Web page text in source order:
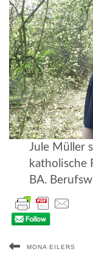
Jule Müller
katholische
BA.
MONA EILERS